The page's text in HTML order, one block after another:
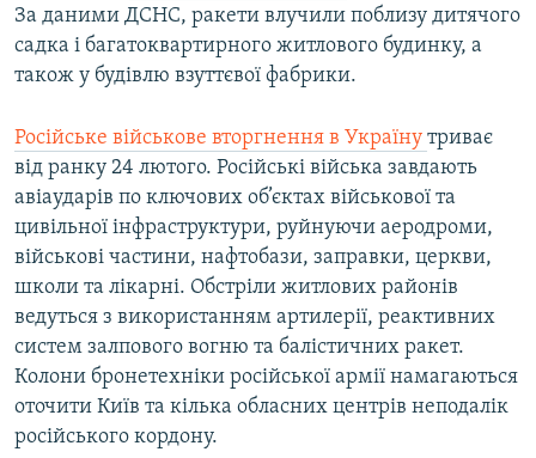
За даними ДСНС, ракети влучили поблизу дитячого
садка і багатоквартирного житлового будинку, а
також у будівлю взуттєвої фабрики.
Російське військове вторгнення в Україну триває
від ранку 24 лютого. Російські війська завдають
авіаударів по ключових об’єктах військової та
цивільної інфраструктури, руйнуючи аеродроми,
військові частини, нафтобази, заправки, церкви,
школи та лікарні. Обстріли житлових районів
ведуться з використанням артилерії, реактивних
систем залпового вогню та балістичних ракет.
Колони бронетехніки російської армії намагаються
оточити Київ та кілька обласних центрів неподалік
російського кордону.